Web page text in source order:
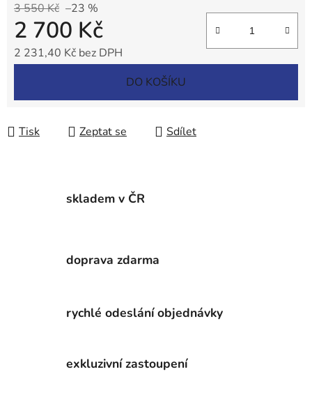
3 550 Kč –23 %
2 700 Kč
2 231,40 Kč bez DPH
DO KOŠÍKU
Tisk Zeptat se Sdílet
skladem v ČR
doprava zdarma
rychlé odeslání objednávky
exkluzivní zastoupení